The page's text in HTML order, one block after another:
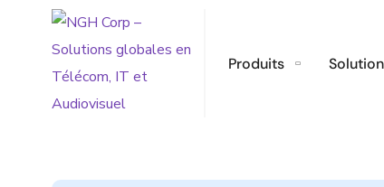
Produits